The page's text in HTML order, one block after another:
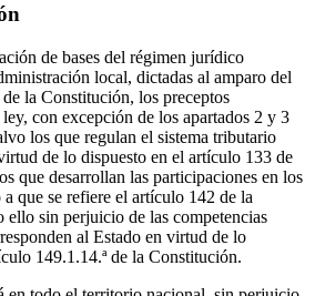
de bases del régimen jurídico
local, dictadas al amparo del
la Constitución, los preceptos
con excepción de los apartados 2 y 3
los que regulan el sistema tributario
de lo dispuesto en el artículo 133 de
que desarrollan las participaciones en los
que se refiere el artículo 142 de la
ello sin perjuicio de las competencias
al Estado en virtud de lo
149.1.14.ª de la Constitución.